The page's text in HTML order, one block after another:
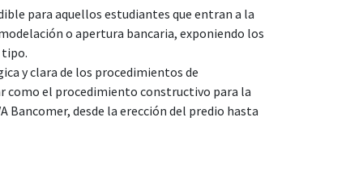
para aquellos estudiantes que entran a la
o apertura bancaria, exponiendo los
tipo.
y clara de los procedimientos de
como el procedimiento constructivo para la
Bancomer, desde la erección del predio hasta